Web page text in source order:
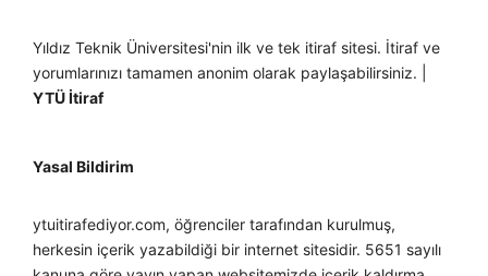
Yıldız Teknik Üniversitesi'nin ilk ve tek itiraf sitesi. İtiraf ve
yorumlarınızı tamamen anonim olarak paylaşabilirsiniz. |
YTÜ İtiraf
Yasal Bildirim
ytuitirafediyor.com, öğrenciler tarafından kurulmuş,
herkesin içerik yazabildiği bir internet sitesidir. 5651 sayılı